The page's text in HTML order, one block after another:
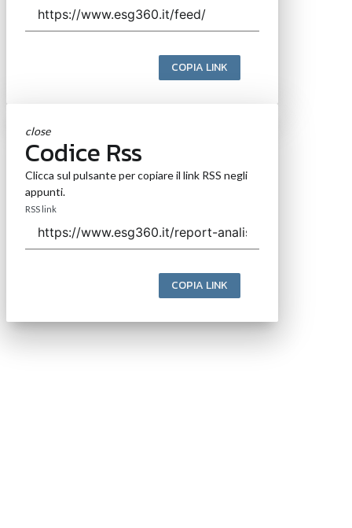
COPIA LINK
close
Codice Rss
Clicca sul pulsante per copiare il link RSS negli
appunti.
RSS link
COPIA LINK